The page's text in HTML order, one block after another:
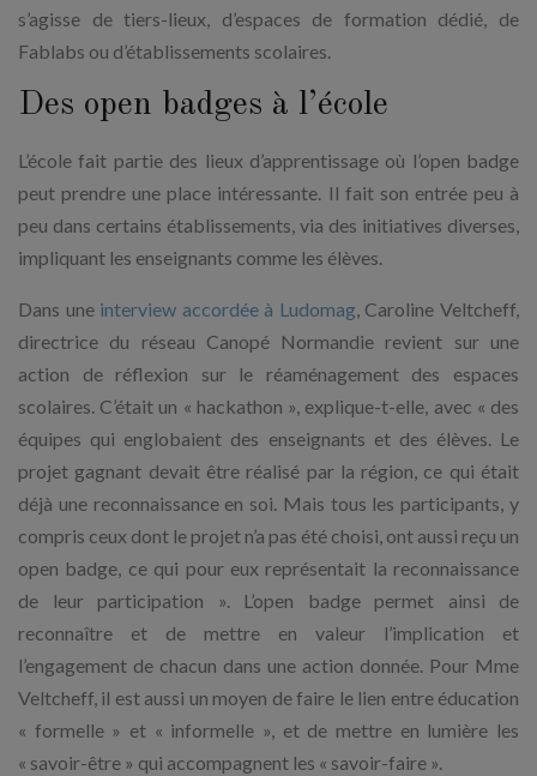
s’agisse de tiers-lieux, d’espaces de formation dédié, de
Fablabs ou d’établissements scolaires.
Des open badges à l’école
L’école fait partie des lieux d’apprentissage où l’open badge
peut prendre une place intéressante. Il fait son entrée peu à
peu dans certains établissements, via des initiatives diverses,
impliquant les enseignants comme les élèves.
Dans uneinterview accordée à Ludomag, Caroline Veltcheff,
directrice du réseau Canopé Normandie revient sur une
action de réflexion sur le réaménagement des espaces
scolaires. C’était un « hackathon », explique-t-elle, avec « des
équipes qui englobaient des enseignants et des élèves. Le
projet gagnant devait être réalisé par la région, ce qui était
déjà une reconnaissance en soi. Mais tous les participants, y
compris ceux dont le projet n’a pas été choisi, ont aussi reçu un
open badge, ce qui pour eux représentait la reconnaissance
de leur participation ». L’open badge permet ainsi de
reconnaître et de mettre en valeur l’implication et
l’engagement de chacun dans une action donnée. Pour Mme
Veltcheff, il est aussi un moyen de faire le lien entre éducation
« formelle » et « informelle », et de mettre en lumière les
« savoir-être » qui accompagnent les « savoir-faire ».